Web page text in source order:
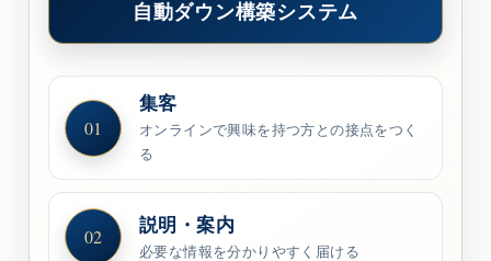
自動ダウン構築システム
01
集客
オンラインで興味を持つ方との接点をつく
る
02
説明・案内
必要な情報を分かりやすく届ける